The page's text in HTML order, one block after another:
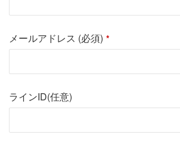
メールアドレス (必須) *
ラインID(任意)